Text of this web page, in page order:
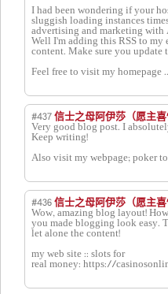
I had been wondering if your
sluggish loading instances
advertising and marketing with
Well I'm adding this RSS to
content. Make sure you update
Feel free to visit my
#437 信士之母阿伊莎（愿主
Very good blog post. I
Keep writing!
Also visit my webpage; poker
#436 信士之母阿伊莎（愿主
Wow, amazing blog layout!
you made blogging look easy.
let alone the content!
my web site :: slots for
real money: https://